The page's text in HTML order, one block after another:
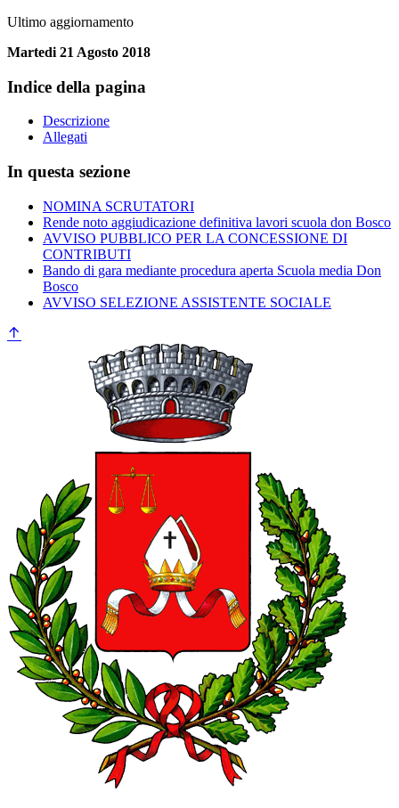
Ultimo aggiornamento
Martedi 21 Agosto 2018
Indice della pagina
Descrizione
Allegati
In questa sezione
NOMINA SCRUTATORI
Rende noto aggiudicazione definitiva lavori scuola don Bosco
AVVISO PUBBLICO PER LA CONCESSIONE DI
CONTRIBUTI
Bando di gara mediante procedura aperta Scuola media Don
Bosco
AVVISO SELEZIONE ASSISTENTE SOCIALE